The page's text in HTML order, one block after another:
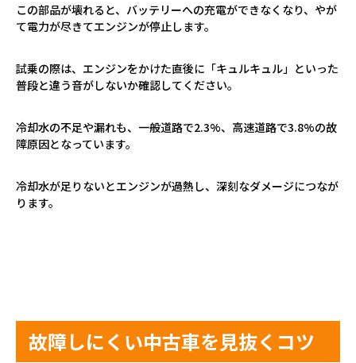
この部品が壊れると、バッテリーへの充電ができなくなり、やが
て電力が尽きてエンジンが停止します。
試乗の際は、エンジンをかけた直後に「キュルキュル」といった
普段と違う音がしないか確認してください。
冷却水の不足や漏れも、一般道路で2.3%、高速道路で3.8%の故
障原因となっています。
冷却水が足りないとエンジンが過熱し、深刻なダメージにつなが
ります。
故障しにくい中古車を見抜くコツ